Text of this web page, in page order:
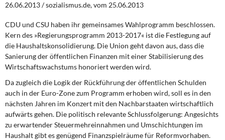
Wirtschaftspolitik
Steuer- und Finanzpolitik
Öffentliche Infrastruktur und Daseinsvorsorge
Eurokrise und Griechenland
DIE LINKE
Weitere Themen
26.06.2013 / sozialismus.de, vom 25.06.2013
CDU und CSU haben ihr gemeinsames Wahlprogramm beschlossen.
Kern des »Regierungsprogramm 2013-2017« ist die Festlegung auf
die Haushaltskonsolidierung. Die Union geht davon aus, dass die
Sanierung der öffentlichen Finanzen mit einer Stabilisierung des
Wirtschaftswachstums honoriert werden wird.
Da zugleich die Logik der Rückführungder öffentlichen Schulden
auch in der Euro-Zone zum Programm erhoben wird, soll es in den
nächsten Jahren im Konzert mit den Nachbarstaaten wirtschaftlich
aufwärts gehen. Die politisch relevante Schlussfolgerung: Angesichts
zu erwartender Steuermehreinnahmen und Umschichtungen im
Haushalt gibt es genügend Finanzspielräume für Reformvorhaben.